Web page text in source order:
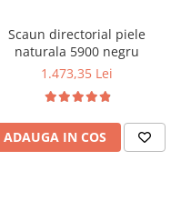
Scaun directorial piele
naturala 5900 negru
1.473,35 Lei
ADAUGA IN COS